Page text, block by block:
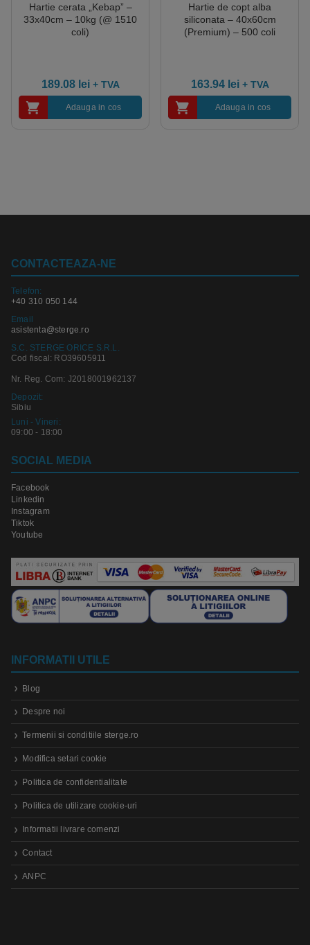
Hartie cerata „Kebap” –
33x40cm – 10kg (@ 1510
coli)
189.08 lei + TVA
Adauga in cos
Hartie de copt alba
siliconata – 40x60cm
(Premium) – 500 coli
163.94 lei + TVA
Adauga in cos
CONTACTEAZA-NE
Telefon:
+40 310 050 144
Email
asistenta@sterge.ro
S.C. STERGE ORICE S.R.L.
Cod fiscal: RO39605911
Nr. Reg. Com: J2018001962137
Depozit:
Sibiu
Luni - Vineri:
09:00 - 18:00
SOCIAL MEDIA
Facebook
Linkedin
Instagram
Tiktok
Youtube
INFORMATII UTILE
Blog
Despre noi
Termenii si conditiile sterge.ro
Modifica setari cookie
Politica de confidentialitate
Politica de utilizare cookie-uri
Informatii livrare comenzi
Contact
ANPC